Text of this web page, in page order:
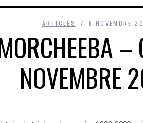
ARTICLES 8 NOVEMBRE
NOVEMBRE